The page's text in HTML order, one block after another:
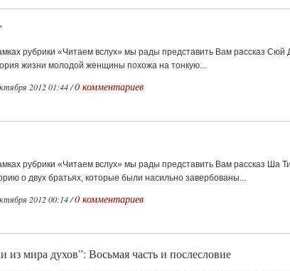
рубрики «Читаем вслух» мы рады представить Вам рассказ Сюй
жизни молодой женщины похожа на тонкую...
2012 01:44 /0 комментариев
рубрики «Читаем вслух» мы рады представить Вам рассказ Ша
о двух братьях, которые были насильно завербованы...
2012 00:14 /0 комментариев
из мира духов”: Восьмая часть и послесловие